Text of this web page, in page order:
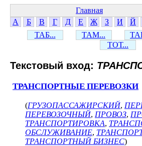
Главная
А
Б В Г Д Е Ж З И Й
ТАБ...
ТАМ...
ТОТ...
Текстовый вход:
ТРАНСПОРТНЫЕ ПЕРЕВОЗКИ
(ГРУЗОПАССАЖИРСКИЙ,
ПЕРЕВОЗОЧНЫЙ, ПРОВОЗ,
ТРАНСПОРТИРОВКА,
ОБСЛУЖИВАНИЕ,
ТРАНСПОРТНЫЙ БИЗНЕС)